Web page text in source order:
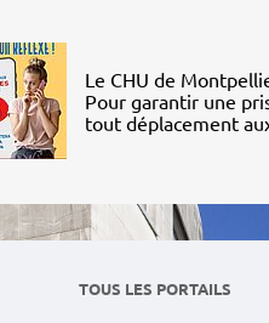
Le CHU de
Pour garantir une
tout déplacement
TOUS LES PORTAILS